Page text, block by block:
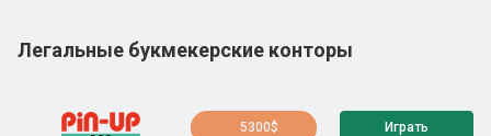
Легальные букмекерские конторы
5300$ Играть